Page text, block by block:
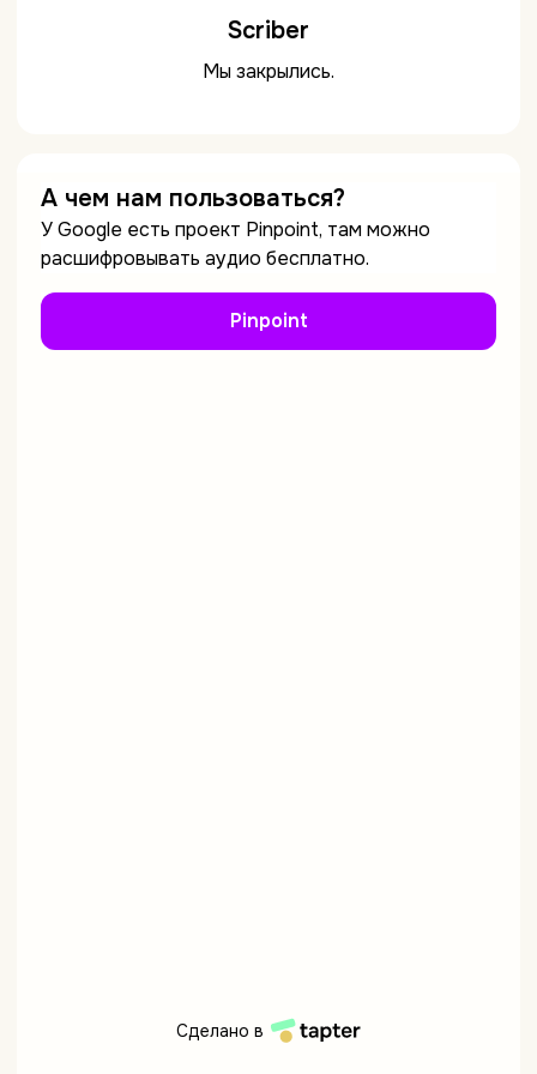
Scriber
Мы закрылись.
А чем нам пользоваться?
У Google есть проект Pinpoint, там можно
расшифровывать аудио бесплатно.
Pinpoint
Сделано в